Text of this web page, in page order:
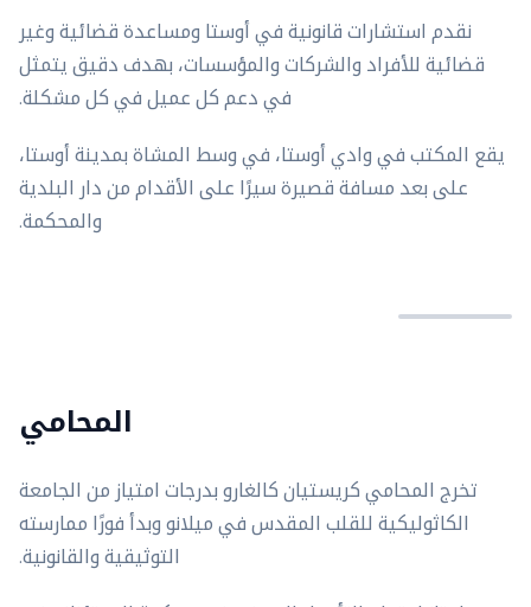
نقدم استشارات قانونية في أوستا ومساعدة قضائية وغير
قضائية للأفراد والشركات والمؤسسات، بهدف دقيق يتمثل
في دعم كل عميل في كل مشكلة.
يقع المكتب في وادي أوستا، في وسط المشاة بمدينة أوستا،
على بعد مسافة قصيرة سيرًا على الأقدام من دار البلدية
والمحكمة.
المحامي
تخرج المحامي كريستيان كالغارو بدرجات امتياز من الجامعة
الكاثوليكية للقلب المقدس في ميلانو وبدأ فورًا ممارسته
التوثيقية والقانونية.